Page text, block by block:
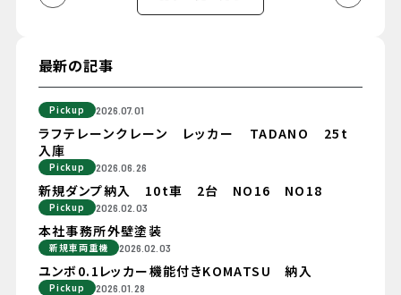
最新の記事
Pickup 2026.07.01
ラフテレーンクレーン レッカー TADANO 25t
入庫
Pickup 2026.06.26
新規ダンプ納入 10t車 2台 NO16 NO18
Pickup 2026.02.03
本社事務所外壁塗装
新規車両重機 2026.02.03
ユンボ0.1レッカー機能付きKOMATSU 納入
Pickup 2026.01.28